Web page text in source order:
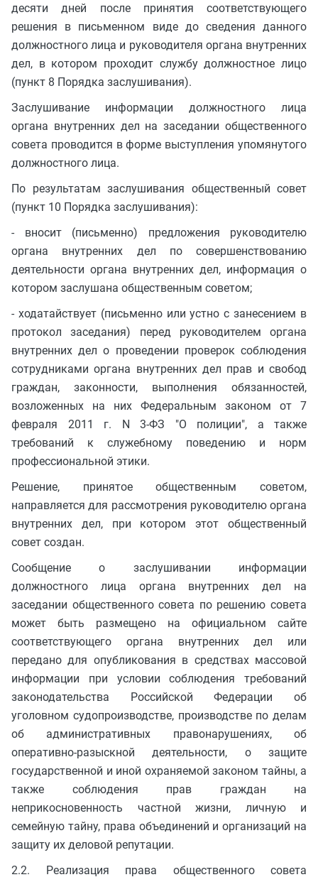
десяти дней после принятия соответствующего
решения в письменном виде до сведения данного
должностного лица и руководителя органа внутренних
дел, в котором проходит службу должностное лицо
(пункт 8 Порядка заслушивания).
Заслушивание информации должностного лица
органа внутренних дел на заседании общественного
совета проводится в форме выступления упомянутого
должностного лица.
По результатам заслушивания общественный совет
(пункт 10 Порядка заслушивания):
- вносит (письменно) предложения руководителю
органа внутренних дел по совершенствованию
деятельности органа внутренних дел, информация о
котором заслушана общественным советом;
- ходатайствует (письменно или устно с занесением в
протокол заседания) перед руководителем органа
внутренних дел о проведении проверок соблюдения
сотрудниками органа внутренних дел прав и свобод
граждан, законности, выполнения обязанностей,
возложенных на них Федеральным законом от 7
февраля 2011 г. N 3-ФЗ "О полиции", а также
требований к служебному поведению и норм
профессиональной этики.
Решение, принятое общественным советом,
направляется для рассмотрения руководителю органа
внутренних дел, при котором этот общественный
совет создан.
Сообщение о заслушивании информации
должностного лица органа внутренних дел на
заседании общественного совета по решению совета
может быть размещено на официальном сайте
соответствующего органа внутренних дел или
передано для опубликования в средствах массовой
информации при условии соблюдения требований
законодательства Российской Федерации об
уголовном судопроизводстве, производстве по делам
об административных правонарушениях, об
оперативно-разыскной деятельности, о защите
государственной и иной охраняемой законом тайны, а
также соблюдения прав граждан на
неприкосновенность частной жизни, личную и
семейную тайну, права объединений и организаций на
защиту их деловой репутации.
2.2. Реализация права общественного совета